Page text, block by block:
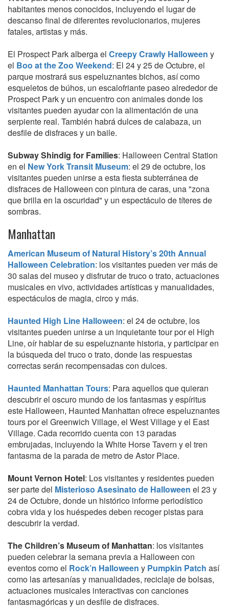
habitantes menos conocidos, incluyendo el lugar de
descanso final de diferentes revolucionarios, mujeres
fatales, artistas y más.
El Prospect Park alberga el Creepy Crawly Halloween y
el Boo at the Zoo Weekend: El 24 y 25 de Octubre, el
parque mostrará sus espeluznantes bichos, así como
esqueletos de búhos, un escalofriante paseo alrededor de
Prospect Park y un encuentro con animales donde los
visitantes pueden ayudar con la alimentación de una
serpiente real. También habrá dulces de calabaza, un
desfile de disfraces y un baile.
Subway Shindig for Families: Halloween Central Station
en el New York Transit Museum: el 29 de octubre, los
visitantes pueden unirse a esta fiesta subterránea de
disfraces de Halloween con pintura de caras, una "zona
que brilla en la oscuridad" y un espectáculo de títeres de
sombras.
Manhattan
American Museum of Natural History’s 20th Annual
Halloween Celebration: los visitantes pueden ver más de
30 salas del museo y disfrutar de truco o trato, actuaciones
musicales en vivo, actividades artísticas y manualidades,
espectáculos de magia, circo y más.
Haunted High Line Halloween: el 24 de octubre, los
visitantes pueden unirse a un inquietante tour por el High
Line, oír hablar de su espeluznante historia, y participar en
la búsqueda del truco o trato, donde las respuestas
correctas serán recompensadas con dulces.
Haunted Manhattan Tours: Para aquellos que quieran
descubrir el oscuro mundo de los fantasmas y espíritus
este Halloween, Haunted Manhattan ofrece espeluznantes
tours por el Greenwich Village, el West Village y el East
Village. Cada recorrido cuenta con 13 paradas
embrujadas, incluyendo la White Horse Tavern y el tren
fantasma de la parada de metro de Astor Place.
Mount Vernon Hotel: Los visitantes y residentes pueden
ser parte del Misterioso Asesinato de Halloween el 23 y
24 de Octubre, donde un histórico informe periodístico
cobra vida y los huéspedes deben recoger pistas para
descubrir la verdad.
The Children’s Museum of Manhattan: los visitantes
pueden celebrar la semana previa a Halloween con
eventos como el Rock’n Halloween y Pumpkin Patch así
como las artesanías y manualidades, reciclaje de bolsas,
actuaciones musicales interactivas con canciones
fantasmagóricas y un desfile de disfraces.